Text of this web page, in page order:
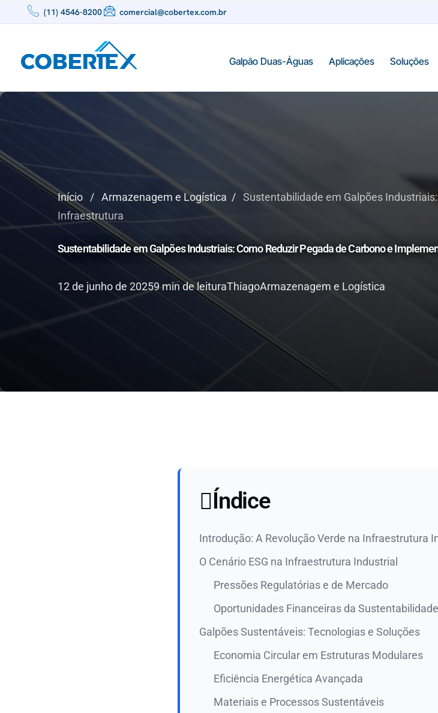
(11) 4546-8200 comercial@cobertex.com.br
Galpão Duas-Águas Aplicações Soluções
Início / Armazenagem e Logística / Sustentabilidade em Galpões
Infraestrutura
Sustentabilidade em Galpões Industriais: Como Reduzir Pegada de Carbono e
12 de junho de 20259 min de leituraThiagoArmazenagem e Logística
Índice
Introdução: A Revolução Verde na Infraestrutura
O Cenário ESG na Infraestrutura Industrial
Pressões Regulatórias e de Mercado
Oportunidades Financeiras da Sustentabilidade
Galpões Sustentáveis: Tecnologias e Soluções
Economia Circular em Estruturas Modulares
Eficiência Energética Avançada
Materiais e Processos Sustentáveis